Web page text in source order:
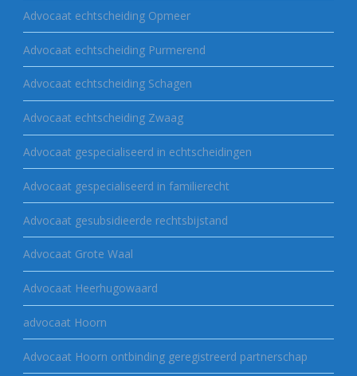
Advocaat echtscheiding Opmeer
Advocaat echtscheiding Purmerend
Advocaat echtscheiding Schagen
Advocaat echtscheiding Zwaag
Advocaat gespecialiseerd in echtscheidingen
Advocaat gespecialiseerd in familierecht
Advocaat gesubsidieerde rechtsbijstand
Advocaat Grote Waal
Advocaat Heerhugowaard
advocaat Hoorn
Advocaat Hoorn ontbinding geregistreerd partnerschap